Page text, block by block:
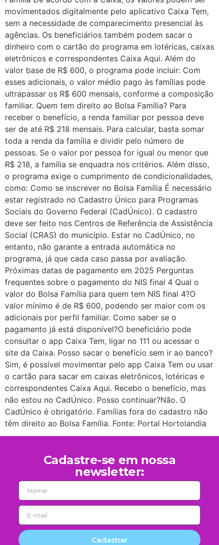
movimentados digitalmente pelo aplicativo Caixa Tem,
sem a necessidade de comparecimento presencial às
agências. Os beneficiários também podem sacar o
dinheiro com o cartão do programa em lotéricas, caixas
eletrônicos e correspondentes Caixa Aqui. Além do
valor base de R$ 600, o programa pode incluir: Com
esses adicionais, o valor médio pago às famílias pode
ultrapassar os R$ 600 mensais, conforme a composição
familiar. Quem tem direito ao Bolsa Família? Para
receber o benefício, a renda familiar por pessoa deve
ser de até R$ 218 mensais. Para calcular, basta somar
toda a renda da família e dividir pelo número de
pessoas. Se o valor por pessoa for igual ou menor que
R$ 218, a família se enquadra nos critérios. Além disso,
o programa exige o cumprimento de condicionalidades,
como: Como se inscrever no Bolsa Família É necessário
estar registrado no Cadastro Único para Programas
Sociais do Governo Federal (CadÚnico). O cadastro
deve ser feito nos Centros de Referência de Assistência
Social (CRAS) do município. Estar no CadÚnico, no
entanto, não garante a entrada automática no
programa, já que cada caso passa por avaliação.
Próximas datas de pagamento em 2025 Perguntas
frequentes sobre o pagamento do NIS final 4 Qual o
valor do Bolsa Família para quem tem NIS final 4?O
valor mínimo é de R$ 600, podendo ser maior com os
adicionais por perfil familiar. Como saber se o
pagamento já está disponível?O beneficiário pode
consultar o app Caixa Tem, ligar no 111 ou acessar o
site da Caixa. Posso sacar o benefício sem ir ao banco?
Sim, é possível movimentar pelo app Caixa Tem ou usar
o cartão para sacar em caixas eletrônicos, lotéricas e
correspondentes Caixa Aqui. Recebo o benefício, mas
não estou no CadÚnico. Posso continuar?Não. O
CadÚnico é obrigatório. Famílias fora do cadastro não
têm direito ao Bolsa Família. Fonte: Portal Hortolandia
Cadastre-se em nossa
newsletter:
Cadastrar